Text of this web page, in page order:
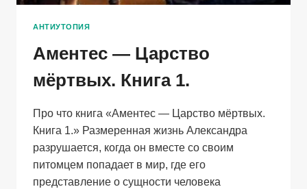
АНТИУТОПИЯ
Аментес — Царство
мёртвых. Книга 1.
Про что книга «Аментес — Царство мёртвых.
Книга 1.» Размеренная жизнь Александра
разрушается, когда он вместе со своим
питомцем попадает в мир, где его
представление о сущности человека